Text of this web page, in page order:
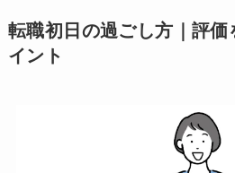
転職初日の過ごし方｜評
イント